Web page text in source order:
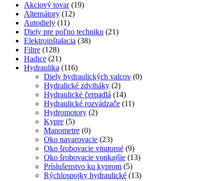
Akciový tovar (19)
Alternátory (12)
Autodiely (11)
Diely pre poľno techniku (21)
Elektroinštalacia (38)
Filtre (128)
Hadice (21)
Hydraulika (116)
Diely hydraulických valcov (0)
Hydralické zdviháky (2)
Hydraulické čerpadlá (14)
Hydraulické rozvádzače (11)
Hydromotory (2)
Kypre (5)
Manometre (0)
Oko navarovacie (23)
Oko šrobovacie vnutorné (9)
Oko šrobovacie vonkajšie (13)
Príslušenstvo ku kyprom (5)
Rýchlospojky hydraulické (13)